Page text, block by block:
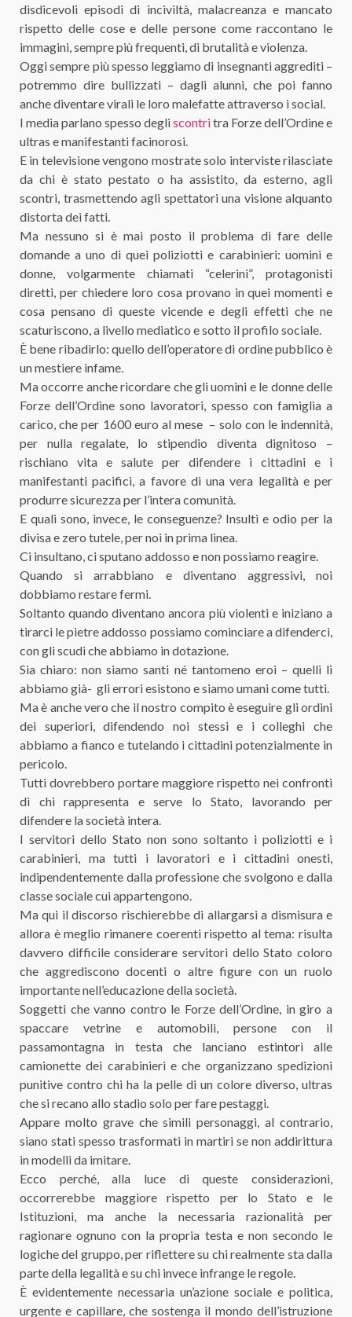
disdicevoli episodi di inciviltà, malacreanza e mancato
rispetto delle cose e delle persone come raccontano le
immagini, sempre più frequenti, di brutalità e violenza.
Oggi sempre più spesso leggiamo di insegnanti aggrediti –
potremmo dire bullizzati – dagli alunni, che poi fanno
anche diventare virali le loro malefatte attraverso i social.
I media parlano spesso degliscontritra Forze dell’Ordine e
ultras e manifestanti facinorosi.
E in televisione vengono mostrate solo interviste rilasciate
da chi è stato pestato o ha assistito, da esterno, agli
scontri, trasmettendo agli spettatori una visione alquanto
distorta dei fatti.
Ma nessuno si è mai posto il problema di fare delle
domande a uno di quei poliziotti e carabinieri: uomini e
donne, volgarmente chiamati “celerini”, protagonisti
diretti, per chiedere loro cosa provano in quei momenti e
cosa pensano di queste vicende e degli effetti che ne
scaturiscono, a livello mediatico e sotto il profilo sociale.
È bene ribadirlo: quello dell’operatore di ordine pubblico è
un mestiere infame.
Ma occorre anche ricordare che gli uomini e le donne delle
Forze dell’Ordine sono lavoratori, spesso con famiglia a
carico, che per 1600 euro al mese – solo con le indennità,
per nulla regalate, lo stipendio diventa dignitoso –
rischiano vita e salute per difendere i cittadini e i
manifestanti pacifici, a favore di una vera legalità e per
produrre sicurezza per l’intera comunità.
E quali sono, invece, le conseguenze? Insulti e odio per la
divisa e zero tutele, per noi in prima linea.
Ci insultano, ci sputano addosso e non possiamo reagire.
Quando si arrabbiano e diventano aggressivi, noi
dobbiamo restare fermi.
Soltanto quando diventano ancora più violenti e iniziano a
tirarci le pietre addosso possiamo cominciare a difenderci,
con gli scudi che abbiamo in dotazione.
Sia chiaro: non siamo santi né tantomeno eroi – quelli li
abbiamo già- gli errori esistono e siamo umani come tutti.
Ma è anche vero che il nostro compito è eseguire gli ordini
dei superiori, difendendo noi stessi e i colleghi che
abbiamo a fianco e tutelando i cittadini potenzialmente in
pericolo.
Tutti dovrebbero portare maggiore rispetto nei confronti
di chi rappresenta e serve lo Stato, lavorando per
difendere la società intera.
I servitori dello Stato non sono soltanto i poliziotti e i
carabinieri, ma tutti i lavoratori e i cittadini onesti,
indipendentemente dalla professione che svolgono e dalla
classe sociale cui appartengono.
Ma qui il discorso rischierebbe di allargarsi a dismisura e
allora è meglio rimanere coerenti rispetto al tema: risulta
davvero difficile considerare servitori dello Stato coloro
che aggrediscono docenti o altre figure con un ruolo
importante nell’educazione della società.
Soggetti che vanno contro le Forze dell’Ordine, in giro a
spaccare vetrine e automobili, persone con il
passamontagna in testa che lanciano estintori alle
camionette dei carabinieri e che organizzano spedizioni
punitive contro chi ha la pelle di un colore diverso, ultras
che si recano allo stadio solo per fare pestaggi.
Appare molto grave che simili personaggi, al contrario,
siano stati spesso trasformati in martiri se non addirittura
in modelli da imitare.
Ecco perché, alla luce di queste considerazioni,
occorrerebbe maggiore rispetto per lo Stato e le
Istituzioni, ma anche la necessaria razionalità per
ragionare ognuno con la propria testa e non secondo le
logiche del gruppo, per riflettere su chi realmente sta dalla
parte della legalità e su chi invece infrange le regole.
È evidentemente necessaria un’azione sociale e politica,
urgente e capillare, che sostenga il mondo dell’istruzione